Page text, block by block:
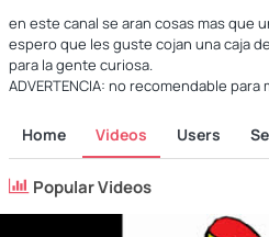
en este canal se aran cosas mas que
espero que les guste cojan una caja
para la gente curiosa.
ADVERTENCIA: no recomendable
Home Videos Users
Popular Videos